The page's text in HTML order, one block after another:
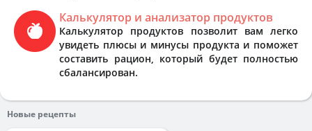
Калькулятор и анализатор продуктов
Калькулятор продуктов позволит вам легко
увидеть плюсы и минусы продукта и поможет
составить рацион, который будет полностью
сбалансирован.
Новые рецепты